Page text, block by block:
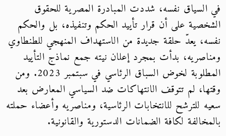
في السياق نفسه، شددت المبادرة المصرية للحقوق
الشخصية على أن قرار تأييد الحكم وتنفيذه، بل والحكم
نفسه، يعدّ حلقة جديدة من الاستهداف المنهجي للطنطاوي
ومناصريه، بدأت بمجرد إعلان نيته جمع نماذج التأييد
المطلوبة لخوض السباق الرئاسي في سبتمبر 2023. ومن
وقتها، لم تتوقف الانتهاكات ضد السياسي المعارض بعد
سعيه للترشح للانتخابات الرئاسية، ومناصريه وأعضاء حملته
بالمخالفة لكافة الضمانات الدستورية والقانونية.